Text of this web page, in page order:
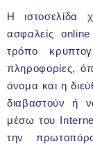
H ιστοσελίδα
ασφαλείς
τρόπο
πληροφορίες,
όνομα και η
διαβαστούν ή
μέσω του
την